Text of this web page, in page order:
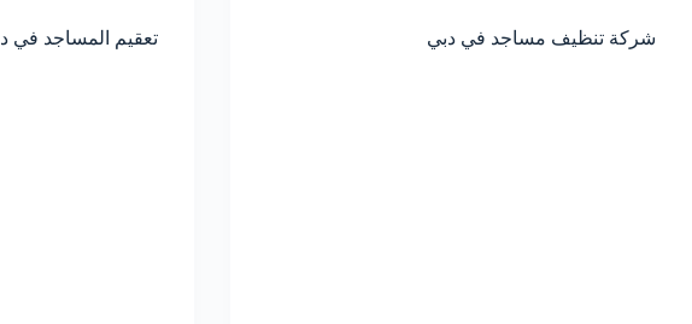
شركة تنظيف مساجد في دبي تعقيم المساجد في